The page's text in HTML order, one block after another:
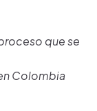
que se
Colombia